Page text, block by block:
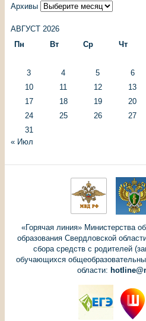
Архивы
АВГУСТ 2026
Пн
Вт Ср Чт
3
4 5 6
10
11 12 13
17
18 19 20
24
25 26 27
31
« Июл
«Горячая линия» Министерства
образования Свердловской
сбора средств с родителей
обучающихся
области: